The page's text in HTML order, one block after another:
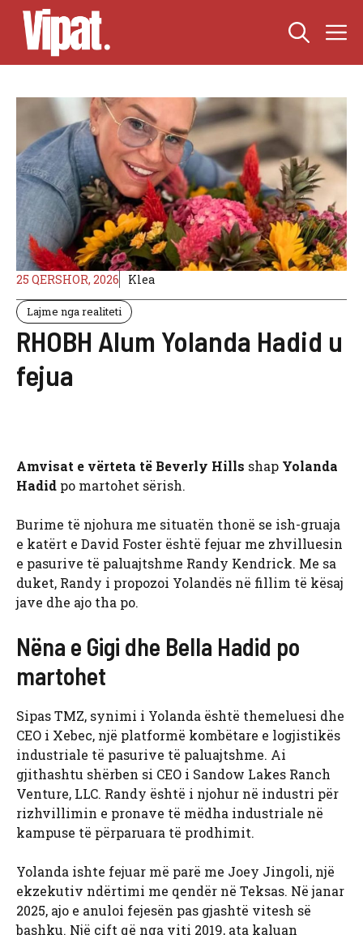
Skip
content
25 QERSHOR, 2026 Klea
Lajme nga realiteti
RHOBH Alum Yolanda Hadid u
fejua
Amvisat e vërteta të Beverly Hills shap Yolanda
Hadid po martohet sërish.
Burime të njohura me situatën thonë se ish-gruaja
e katërt e David Foster është fejuar me zhvilluesin
e pasurive të paluajtshme Randy Kendrick. Me sa
duket, Randy i propozoi Yolandës në fillim të kësaj
jave dhe ajo tha po.
Nëna e Gigi dhe Bella Hadid po
martohet
Sipas TMZ, synimi i Yolanda është themeluesi dhe
CEO i Xebec, një platformë kombëtare e logjistikës
industriale të pasurive të paluajtshme. Ai
gjithashtu shërben si CEO i Sandow Lakes Ranch
Venture, LLC. Randy është i njohur në industri për
rizhvillimin e pronave të mëdha industriale në
kampuse të përparuara të prodhimit.
Yolanda ishte fejuar më parë me Joey Jingoli, një
ekzekutiv ndërtimi me qendër në Teksas. Në janar
2025, ajo e anuloi fejesën pas gjashtë vitesh së
bashku. Një çift që nga viti 2019, ata kaluan